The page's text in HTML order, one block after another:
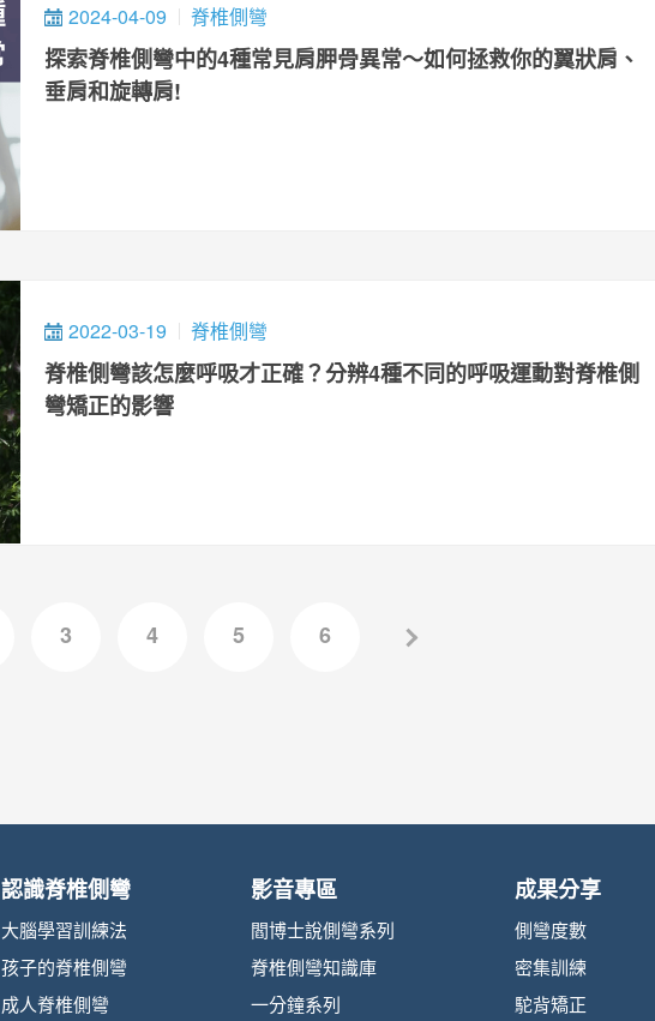
2024-04-09 脊椎側彎
探索脊椎側彎中的4種常見肩胛骨異常～如何拯救你的翼狀肩、
垂肩和旋轉肩!
2022-03-19 脊椎側彎
脊椎側彎該怎麼呼吸才正確？分辨4種不同的呼吸運動對脊椎側
彎矯正的影響
3 4 5 6
認識脊椎側彎
大腦學習訓練法
孩子的脊椎側彎
成人脊椎側彎
影音專區
閻博士說側彎系列
脊椎側彎知識庫
一分鐘系列
成果分享
側彎度數
密集訓練
駝背矯正